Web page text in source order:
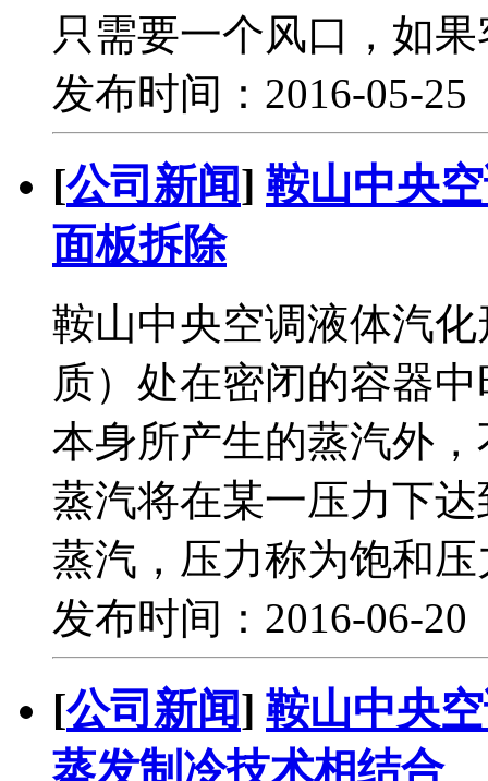
只需要一个风口，如
发布时间：2016-05-
[公司新闻] 鞍山中央
面板拆除
鞍山中央空调液体汽
质）处在密闭的容器
本身所产生的蒸汽外
蒸汽将在某一压力下
蒸汽，压力称为饱和
发布时间：2016-06-
[公司新闻] 鞍山中央
蒸发制冷技术相结合